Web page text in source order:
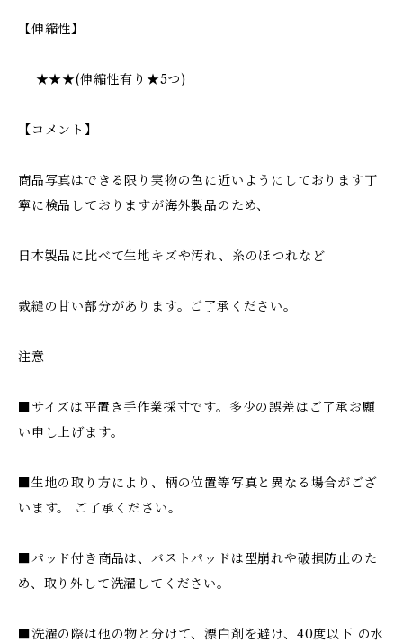
【伸縮性】
★★★(伸縮性有り★5つ)
【コメント】
商品写真はできる限り実物の色に近いようにしております丁
寧に検品しておりますが海外製品のため、
日本製品に比べて生地キズや汚れ、糸のほつれなど
裁縫の甘い部分があります。ご了承ください。
注意
■サイズは平置き手作業採寸です。多少の誤差はご了承お願
い申し上げます。
■生地の取り方により、柄の位置等写真と異なる場合がござ
います。 ご了承ください。
■パッド付き商品は、バストパッドは型崩れや破損防止のた
め、取り外して洗濯してください。
■洗濯の際は他の物と分けて、漂白剤を避け、40度以下 の水